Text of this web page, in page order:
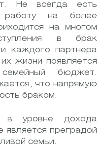
Не всегда есть
работу на более
на многом
в брак
каждого партнера
жизни появляется
бюджет.
что напрямую
браком.
в уровне дохода
является преградой
семьи.